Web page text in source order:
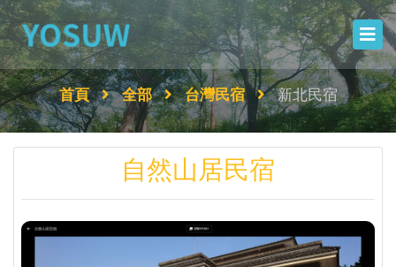
首頁 全部 台灣民宿 新北民宿
自然山居民宿